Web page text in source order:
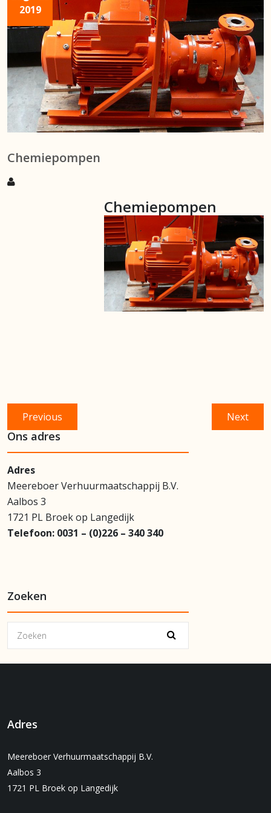
2019
Chemiepompen
Chemiepompen
Bericht
navigatie
Previous
post:
NextNext
post:
Ons adres
Adres
Meereboer Verhuurmaatschappij B.V.
Aalbos 3
1721 PL Broek op Langedijk
Telefoon: 0031 – (0)226 – 340 340
Zoeken
Adres
Meereboer Verhuurmaatschappij B.V.
Aalbos 3
1721 PL Broek op Langedijk